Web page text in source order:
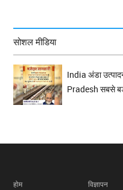
सोशल मीडिया
India अंडा
Pradesh सबसे
होम
विज्ञापन